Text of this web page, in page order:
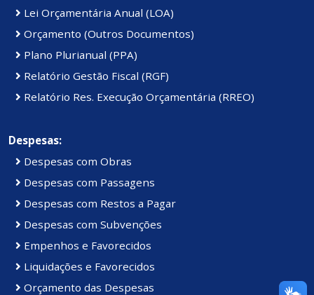
Lei Orçamentária Anual (LOA)
Orçamento (Outros Documentos)
Plano Plurianual (PPA)
Relatório Gestão Fiscal (RGF)
Relatório Res. Execução Orçamentária (RREO)
Despesas:
Despesas com Obras
Despesas com Passagens
Despesas com Restos a Pagar
Despesas com Subvenções
Empenhos e Favorecidos
Liquidações e Favorecidos
Orçamento das Despesas